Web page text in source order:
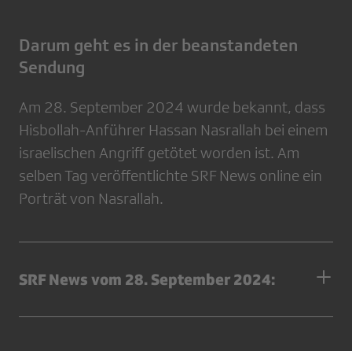
Darum geht es in der beanstandeten
Sendung
Am 28. September 2024 wurde bekannt, dass
Hisbollah-Anführer Hassan Nasrallah bei einem
israelischen Angriff getötet worden ist. Am
selben Tag veröffentlichte SRF News online ein
Porträt von Nasrallah.
SRF News vom 28. September 2024: